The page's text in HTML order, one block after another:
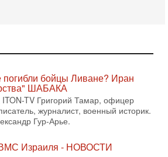
бойцы Ливане? Иран
ШАБАКА
TV Григорий Тамар, офицер
журналист, военный историк.
Гур-Арье.
ВМС Израиля - НОВОСТИ
новейшую подводную лодку
называют самой мощной